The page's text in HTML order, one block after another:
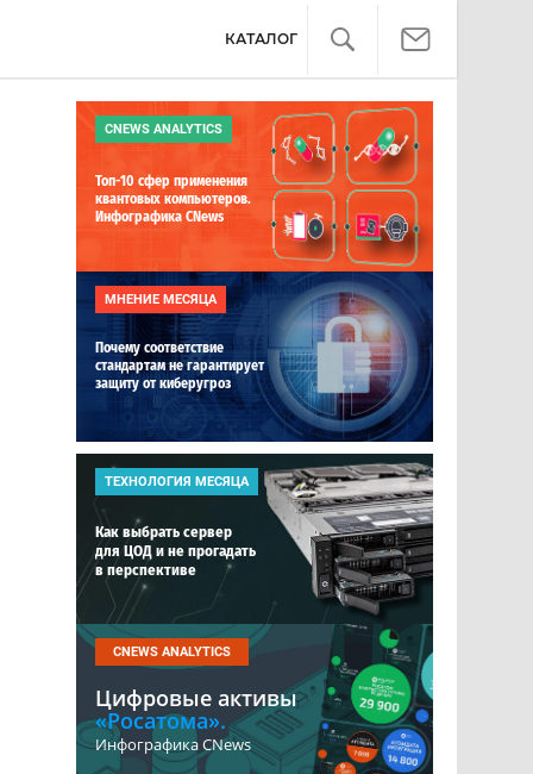
КАТАЛОГ
CNEWS ANALYTICS
Топ-10 сфер применения
квантовых компьютеров.
Инфографика CNews
МНЕНИЕ МЕСЯЦА
Почему соответствие
стандартам не гарантирует
защиту от киберугроз
ТЕХНОЛОГИЯ МЕСЯЦА
Как выбрать сервер
для ЦОД и не прогадать
в перспективе
CNEWS ANALYTICS
Цифровые активы
«Росатома».
Инфографика CNews